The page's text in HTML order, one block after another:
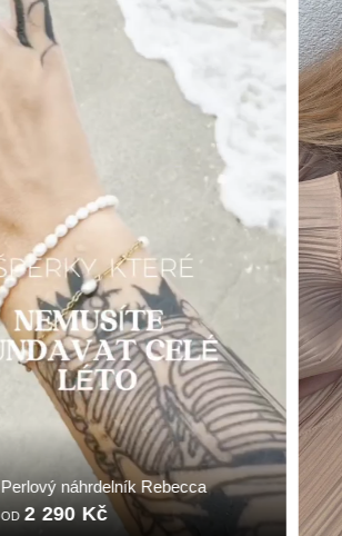
Perlový náhrdelník Rebecca
OD 2 290 Kč